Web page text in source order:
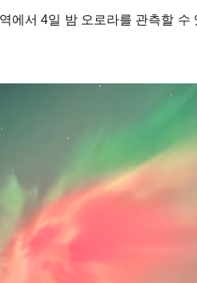
에서 4일 밤 오로라를 관측할 수